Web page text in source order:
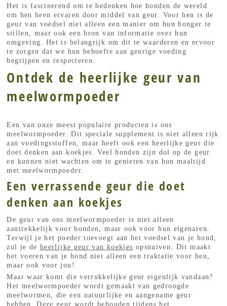
Het is fascinerend om te bedenken hoe honden de wereld
om hen heen ervaren door middel van geur. Voor hen is de
geur van voedsel niet alleen een manier om hun honger te
stillen, maar ook een bron van informatie over hun
omgeving. Het is belangrijk om dit te waarderen en ervoor
te zorgen dat we hun behoefte aan geurige voeding
begrijpen en respecteren.
Ontdek de heerlijke geur van
meelwormpoeder
Een van onze meest populaire producten is ons
meelwormpoeder. Dit speciale supplement is niet alleen rijk
aan voedingsstoffen, maar heeft ook een heerlijke geur die
doet denken aan koekjes. Veel honden zijn dol op de geur
en kunnen niet wachten om te genieten van hun maaltijd
met meelwormpoeder.
Een verrassende geur die doet
denken aan koekjes
De geur van ons meelwormpoeder is niet alleen
aantrekkelijk voor honden, maar ook voor hun eigenaren.
Terwijl je het poeder toevoegt aan het voedsel van je hond,
zul je deheerlijke geur van koekjes opsnuiven. Dit maakt
het voeren van je hond niet alleen een traktatie voor hen,
maar ook voor jou!
Maar waar komt die verrukkelijke geur eigenlijk vandaan?
Het meelwormpoeder wordt gemaakt van gedroogde
meelwormen, die een natuurlijke en aangename geur
hebben. Deze geur wordt behouden tijdens het